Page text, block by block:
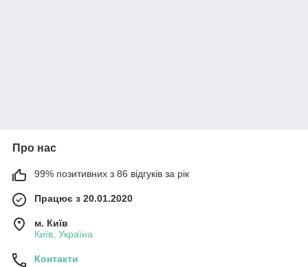
Про нас
99% позитивних з 86 відгуків за рік
Працює з 20.01.2020
м. Київ
Київ, Україна
Контакти